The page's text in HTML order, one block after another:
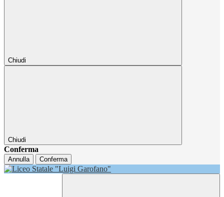
Chiudi
Chiudi
Conferma
Annulla Conferma